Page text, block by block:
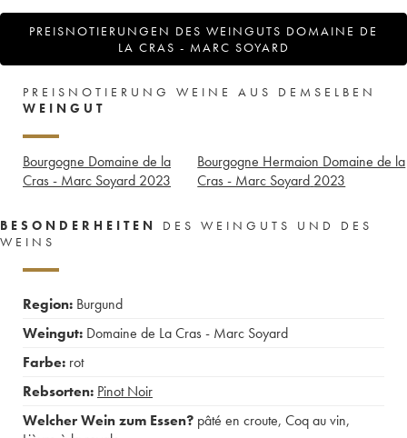
PREISNOTIERUNGEN DES WEINGUTS DOMAINE DE
LA CRAS - MARC SOYARD
PREISNOTIERUNG WEINE AUS DEMSELBEN
WEINGUT
Bourgogne Domaine de la
Cras - Marc Soyard 2023
Bourgogne Hermaion Domaine de la
Cras - Marc Soyard 2023
BESONDERHEITEN
DES WEINGUTS UND DES
WEINS
Region: Burgund
Weingut: Domaine de La Cras - Marc Soyard
Farbe: rot
Rebsorten: Pinot Noir
Welcher Wein zum Essen? pâté en croute, Coq au vin,